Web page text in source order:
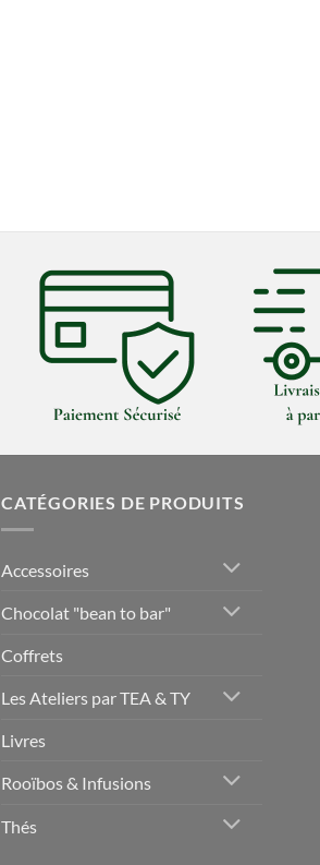
CATÉGORIES DE PRODUITS
Accessoires
Chocolat "bean to bar"
Coffrets
Les Ateliers par TEA & TY
Livres
Rooïbos & Infusions
Thés